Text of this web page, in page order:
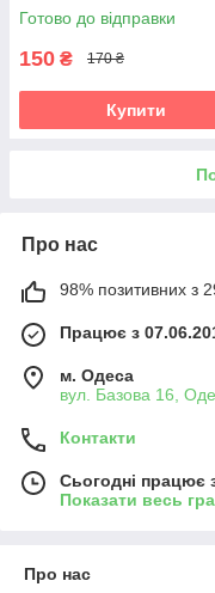
Готово до відправки
150 ₴ 170 ₴
Купити
Про нас
98% позитивних з
Працює з
м. Одеса
вул. Базова 16,
Контакти
Сьогодні працює
Показати весь
Про нас